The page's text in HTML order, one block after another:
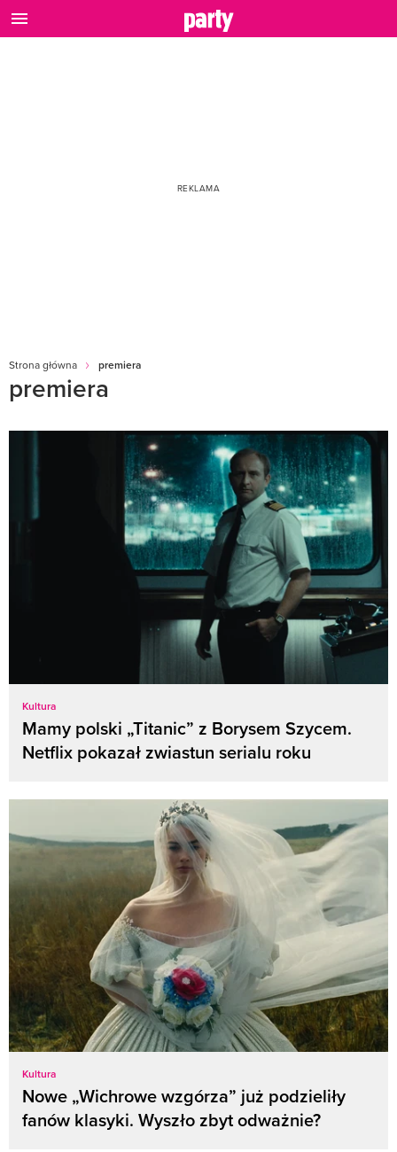
Strona główna premiera
premiera
Kultura
Mamy polski „Titanic” z Borysem Szycem.
Netflix pokazał zwiastun serialu roku
Kultura
Nowe „Wichrowe wzgórza” już podzieliły
fanów klasyki. Wyszło zbyt odważnie?